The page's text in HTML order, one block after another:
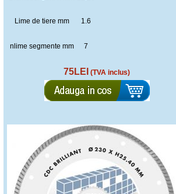
Lime de tiere mm 1.6
nlime segmente mm 7
75LEI (TVA inclus)